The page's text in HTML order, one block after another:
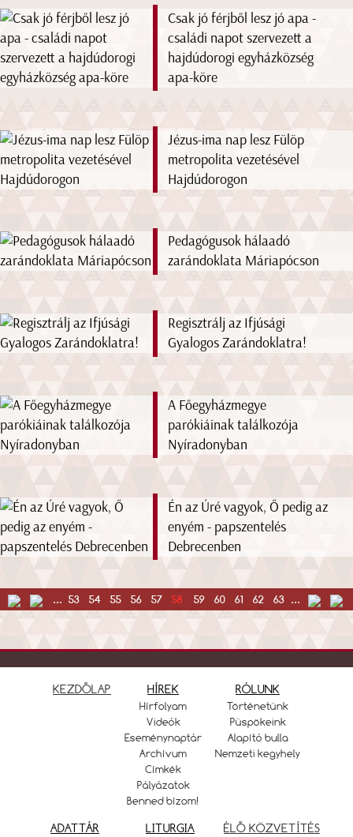
Csak jó férjből lesz jó apa -
családi napot szervezett a
hajdúdorogi egyházközség
apa-köre
Jézus-ima nap lesz Fülöp
metropolita vezetésével
Hajdúdorogon
Pedagógusok hálaadó
zarándoklata Máriapócson
Regisztrálj az Ifjúsági
Gyalogos Zarándoklatra!
A Főegyházmegye
parókiáinak találkozója
Nyíradonyban
Én az Úré vagyok, Ő pedig az
enyém - papszentelés
Debrecenben
... 53 54 55 56 57 58 59 60 61 62 63 ...
KEZDŐLAP HÍREK
Hírfolyam
Videók
Eseménynaptár
Archívum
Címkék
Pályázatok
Benned bízom!
RÓLUNK
Történetünk
Püspökeink
Alapító bulla
Nemzeti kegyhely
ADATTÁR LITURGIA ÉLŐ KÖZVETÍTÉS